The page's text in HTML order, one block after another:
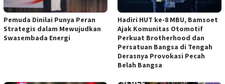
Pemuda Dinilai Punya Peran
Strategis dalam Mewujudkan
Swasembada Energi
Hadiri HUT ke-8 MBU, Bamsoet
Ajak Komunitas Otomotif
Perkuat Brotherhood dan
Persatuan Bangsa di Tengah
Derasnya Provokasi Pecah
Belah Bangsa